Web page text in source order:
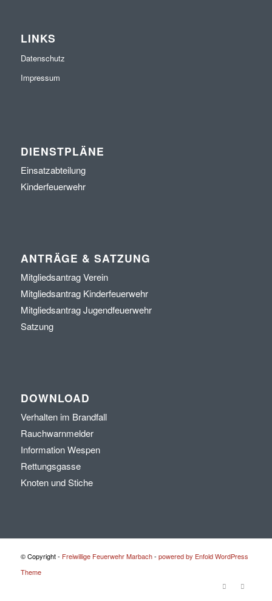
LINKS
Datenschutz
Impressum
DIENSTPLÄNE
Einsatzabteilung
Kinderfeuerwehr
ANTRÄGE & SATZUNG
Mitgliedsantrag Verein
Mitgliedsantrag Kinderfeuerwehr
Mitgliedsantrag Jugendfeuerwehr
Satzung
DOWNLOAD
Verhalten im Brandfall
Rauchwarnmelder
Information Wespen
Rettungsgasse
Knoten und Stiche
© Copyright - Freiwillige Feuerwehr Marbach- powered by Enfold WordPress
Theme